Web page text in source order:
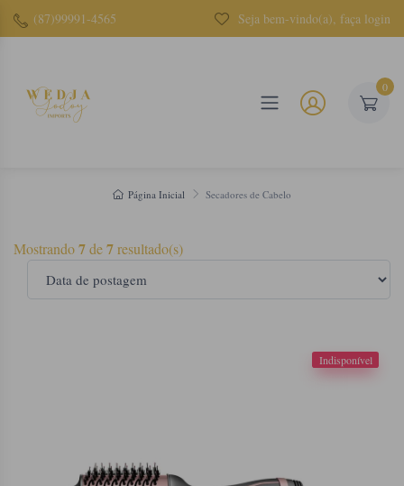
(87)99991-4565 Seja bem-vindo(a), faça login
0
Página Inicial Secadores de Cabelo
Mostrando7de7resultado(s)
Indisponível